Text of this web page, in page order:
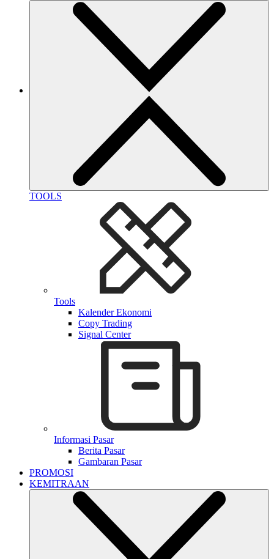
TOOLS
Tools
Kalender Ekonomi
Copy Trading
Signal Center
Informasi Pasar
Berita Pasar
Gambaran Pasar
PROMOSI
KEMITRAAN